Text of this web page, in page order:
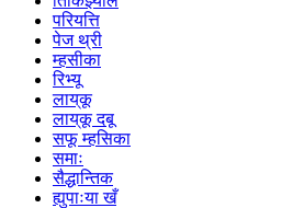
परियत्ति
पेज थ्री
म्हसीका
रिभ्यू
लाय्‌कू
लाय्‌कू दबू
सफू म्हसिका
समाः
सैद्धान्तिक
ह्युपाःया खँ